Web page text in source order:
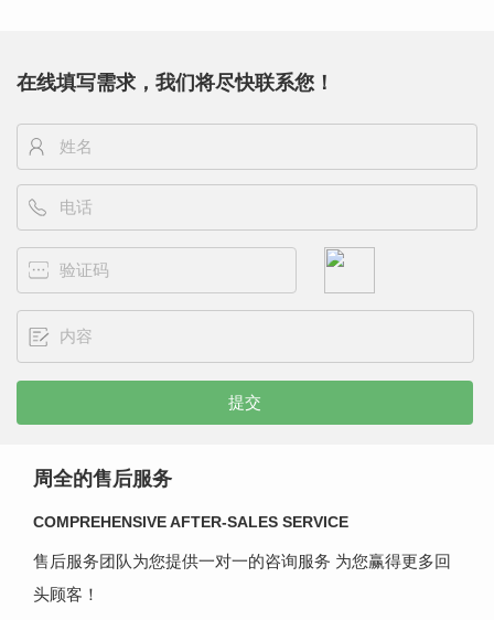
在线填写需求，我们将尽快联系您！
周全的售后服务
COMPREHENSIVE AFTER-SALES SERVICE
售后服务团队为您提供一对一的咨询服务 为您赢得更多回
头顾客！